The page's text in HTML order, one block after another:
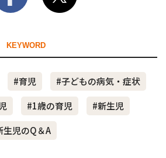
KEYWORD
#育児
#子どもの病気・症状
#1歳の育児
#新生児
生児のQ＆A